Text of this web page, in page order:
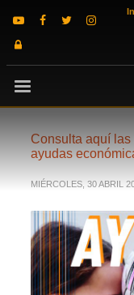
Consulta aquí
ayudas
MIÉRCOLES, 30 ABRIL